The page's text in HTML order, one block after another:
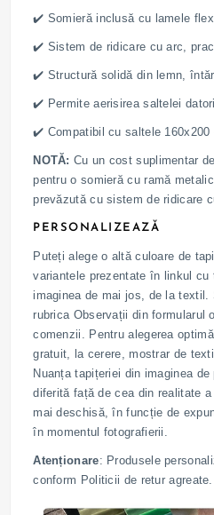
✔️ Somieră inclusă cu lamele
✔️ Sistem de ridicare cu arc,
✔️ Structură solidă din lemn,
✔️ Permite aerisirea saltelei
✔️ Compatibil cu saltele 160x200
NOTĂ:Cu un cost suplimentar
pentru o somieră cu ramă
prevăzută cu sistem de ridicare
PERSONALIZEAZĂ
Puteți alege o altă culoare de
variantele prezentate în linkul cu
imaginea de mai jos, de la
rubrica Observații din formularul
comenzii. Pentru alegerea
gratuit, la cerere, mostrar de
Nuanța tapițeriei din imaginea
diferită față de cea din realitate
mai deschisă, în funcție de
în momentul fotografierii.
Atenționare: Produsele
conform Politicii de retur agreate.